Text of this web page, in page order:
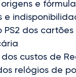
e
e
PS2 dos
custos de
relógios de